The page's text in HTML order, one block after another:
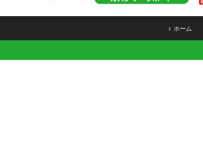
ホーム